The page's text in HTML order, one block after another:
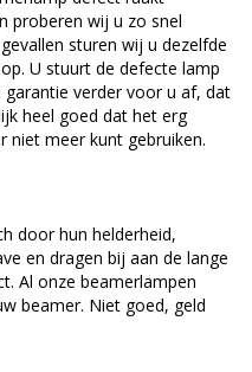
proberen wij u zo snel
sturen wij u dezelfde
U stuurt de defecte lamp
verder voor u af, dat
heel goed dat het erg
niet meer kunt gebruiken.
door hun helderheid,
en dragen bij aan de lange
Al onze beamerlampen
beamer. Niet goed, geld